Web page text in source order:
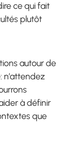
ce qui fait
plutôt
autour de
n’attendez
à définir
que